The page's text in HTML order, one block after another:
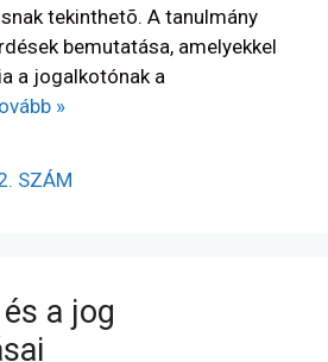
tekinthetõ. A tanulmány
bemutatása, amelyekkel
a jogalkotónak a
»
SZÁM
a jog